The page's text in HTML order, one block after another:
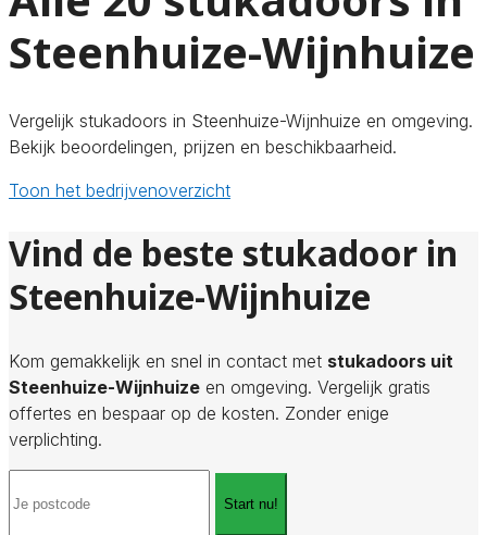
Steenhuize-Wijnhuize
Vergelijk stukadoors in Steenhuize-Wijnhuize en omgeving.
Bekijk beoordelingen, prijzen en beschikbaarheid.
Toon het bedrijvenoverzicht
Vind de beste stukadoor in
Steenhuize-Wijnhuize
Kom gemakkelijk en snel in contact met stukadoors uit
Steenhuize-Wijnhuize en omgeving. Vergelijk gratis
offertes en bespaar op de kosten. Zonder enige
verplichting.
Start nu!